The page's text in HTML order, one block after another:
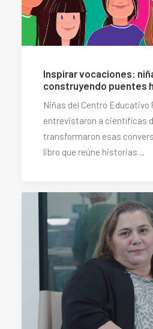
Inspirar vocaciones:
construyendo puentes
Niñas del Centro Educativo
entrevistaron a científicas
transformaron esas
libro que reúne historias…